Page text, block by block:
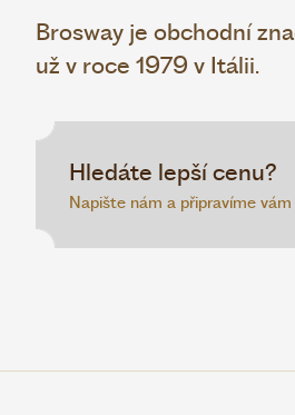
Brosway je obchodní
už v roce 1979 v Itálii.
Hledáte lepší cenu?
Napište nám a připravíme